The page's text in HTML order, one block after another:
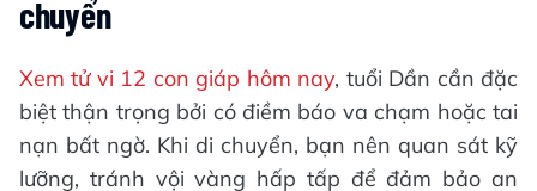
chuyển
Xem tử vi 12 con giáp hôm nay, tuổi Dần cần đặc
biệt thận trọng bởi có điềm báo va chạm hoặc tai
nạn bất ngờ. Khi di chuyển, bạn nên quan sát kỹ
lưỡng, tránh vội vàng hấp tấp để đảm bảo an